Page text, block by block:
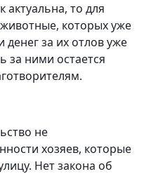
актуальна, то для
которых уже
за их отлов уже
за ними остается
не
хозяев, которые
Нет закона об